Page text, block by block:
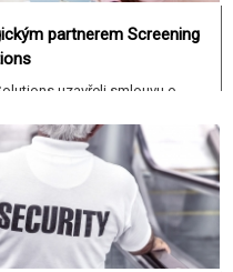
partnerem Screening
uzavřeli smlouvu o
vyšetřování a compliance.
článek >